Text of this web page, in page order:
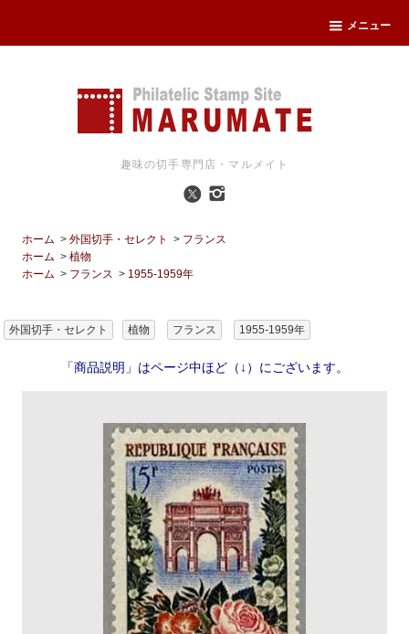
メニュー
趣味の切手専門店・マルメイト
ホーム >外国切手・セレクト > フランス
ホーム >植物
ホーム > フランス > 1955-1959年
外国切手・セレクト 植物 フランス 1955-1959年
「商品説明」はページ中ほど（↓）にございます。